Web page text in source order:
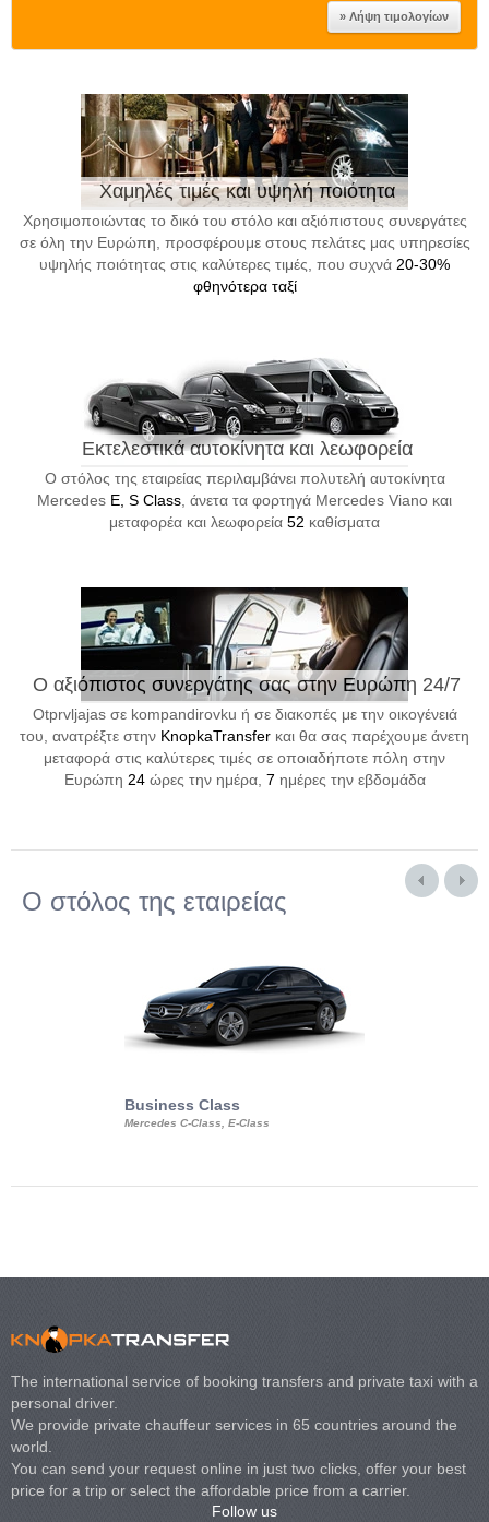
Χαμηλές τιμές και υψηλή ποιότητα
Χρησιμοποιώντας το δικό του στόλο και αξιόπιστους συνεργάτες
σε όλη την Ευρώπη, προσφέρουμε στους πελάτες μας υπηρεσίες
υψηλής ποιότητας στις καλύτερες τιμές, που συχνά 20-30%
φθηνότερα ταξί
Εκτελεστικά αυτοκίνητα και λεωφορεία
Ο στόλος της εταιρείας περιλαμβάνει πολυτελή αυτοκίνητα
Mercedes E, S Class , άνετα τα φορτηγά Mercedes Viano και
μεταφορέα και λεωφορεία 52 καθίσματα
Ο αξιόπιστος συνεργάτης σας στην Ευρώπη 24/7
Otprvljajas σε kompandirovku ή σε διακοπές με την οικογένειά
του, ανατρέξτε στην KnopkaTransfer και θα σας παρέχουμε άνετη
μεταφορά στις καλύτερες τιμές σε οποιαδήποτε πόλη στην
Ευρώπη 24ώρες την ημέρα, 7 ημέρες την εβδομάδα
Ο στόλος της εταιρείας
Business Class
Mercedes C-Class, E-Class
The international service of booking transfers and private taxi with a
personal driver.
We provide private chauffeur services in 65 countries around the
world.
You can send your request online in just two clicks, offer your best
price for a trip or select the affordable price from a carrier.
Follow us